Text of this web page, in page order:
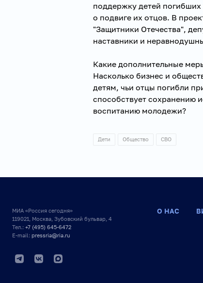
поддержку детей
о подвиге их отцов. В
"Защитники Отечества",
наставники и
Какие дополнительные
Насколько бизнес и
детям, чьи отцы погибли
способствует сохранению
воспитанию молодежи?
Дети Общество СВО
О НАС
МИА «Россия сегодня»
119021, Москва, Зубовский бульвар, 4
Тел.: +7 (495) 645-6472
E-mail: pressria@ria.ru